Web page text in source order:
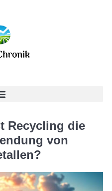
Recycling die
von